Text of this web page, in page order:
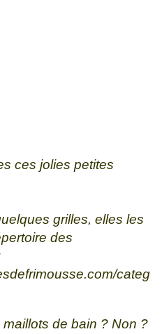
ces jolies petites
grilles, elles les
des
categ
de bain ? Non ?